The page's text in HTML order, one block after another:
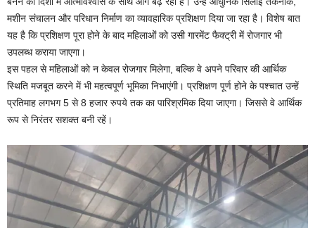
मशीन संचालन और परिधान निर्माण का व्यावहारिक प्रशिक्षण दिया जा रहा है। विशेष बात
यह है कि प्रशिक्षण पूरा होने के बाद महिलाओं को उसी गारमेंट फैक्ट्री में रोजगार भी
उपलब्ध कराया जाएगा।
इस पहल से महिलाओं को न केवल रोजगार मिलेगा, बल्कि वे अपने परिवार की आर्थिक
स्थिति मजबूत करने में भी महत्वपूर्ण भूमिका निभाएंगी। प्रशिक्षण पूर्ण होने के पश्चात उन्हें
प्रतिमाह लगभग 5 से 8 हजार रुपये तक का पारिश्रमिक दिया जाएगा। जिससे वे आर्थिक
रूप से निरंतर सशक्त बनी रहें।